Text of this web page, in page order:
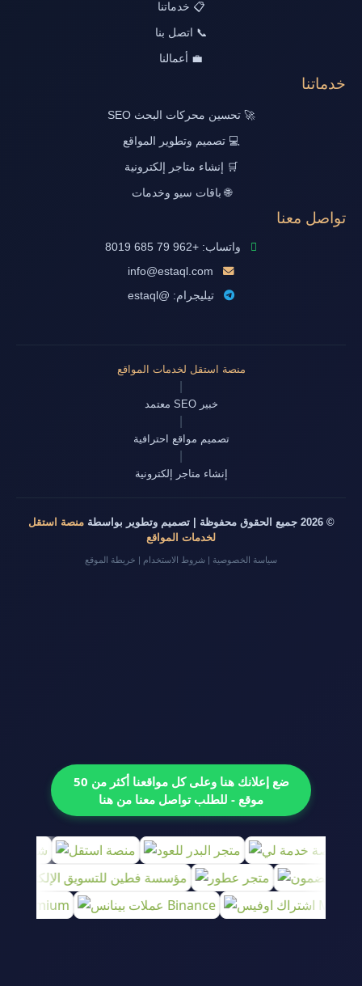
📋 خدماتنا
📞 اتصل بنا
💼 أعمالنا
خدماتنا
🚀 تحسين محركات البحث SEO
💻 تصميم وتطوير المواقع
🛒 إنشاء متاجر إلكترونية
🌐 باقات سيو وخدمات
تواصل معنا
واتساب: +962 79 685 8019
info@estaql.com
تيليجرام: @estaql
منصة استقل لخدمات المواقع
خبير SEO معتمد
تصميم مواقع احترافية
إنشاء متاجر إلكترونية
© 2026 جميع الحقوق محفوظة | تصميم وتطوير بواسطة
منصة استقل
لخدمات المواقع
سياسة الخصوصية | شروط الاستخدام | خريطة الموقع
ضع إعلانك هنا وعلى كل مواقعنا أكثر من 50
موقع - للطلب تواصل معنا من هنا